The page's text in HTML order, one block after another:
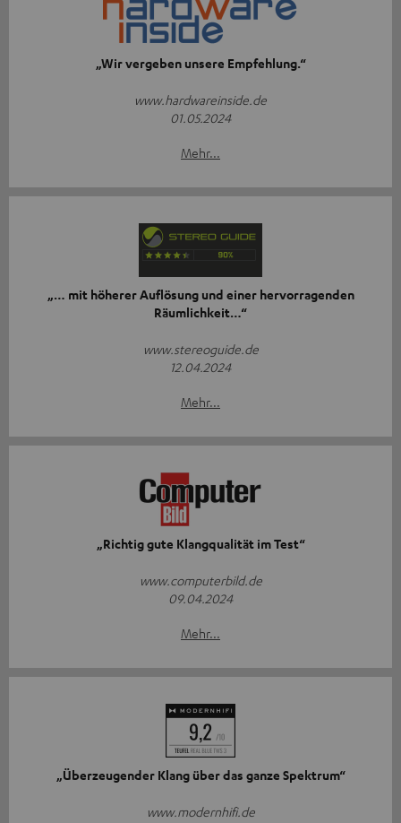
„Wir vergeben unsere Empfehlung.“
www.hardwareinside.de
01.05.2024
Mehr...
„… mit höherer Auflösung und einer hervorragenden
Räumlichkeit…“
www.stereoguide.de
12.04.2024
Mehr...
„Richtig gute Klangqualität im Test“
www.computerbild.de
09.04.2024
Mehr...
„Überzeugender Klang über das ganze Spektrum“
www.modernhifi.de